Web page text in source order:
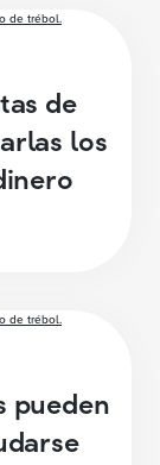
de
los
pueden